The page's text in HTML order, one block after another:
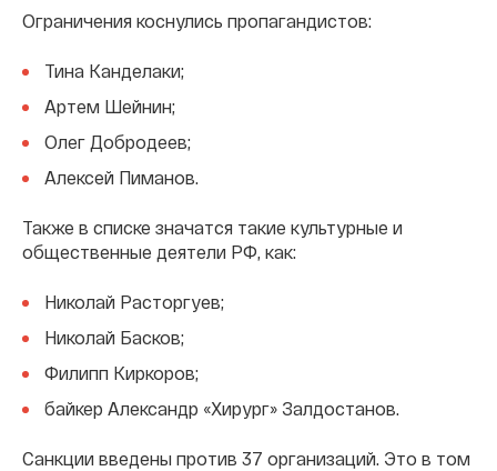
Ограничения коснулись пропагандистов:
Тина Канделаки;
Артем Шейнин;
Олег Добродеев;
Алексей Пиманов.
Также в списке значатся такие культурные и
общественные деятели РФ, как:
Николай Расторгуев;
Николай Басков;
Филипп Киркоров;
байкер Александр «Хирург» Залдостанов.
Санкции введены против 37 организаций. Это в том